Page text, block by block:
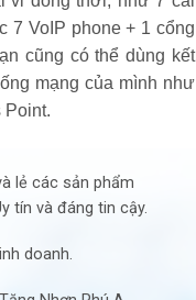
7 VoIP phone + 1 cổng
cũng có thể dùng kết
mạng của mình như
Point.
lẻ các sản phẩm
tín và đáng tin cậy.
doanh.